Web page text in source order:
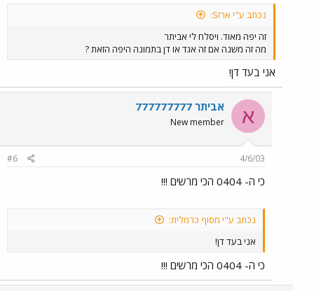
נכתב ע"י ארזS:
זה יפה מאוד. ויסלח לי אביתר
מה זה משנה אם זה אגד או דן בתמונה היפה הזאת ?
אני בעד דן!
א אביתר 777777777
New member
4/6/03
#6
כי ה- 0404 הכי מרשים !!!
נכתב ע"י מסוף כרמלית:
אני בעד דן!
כי ה- 0404 הכי מרשים !!!